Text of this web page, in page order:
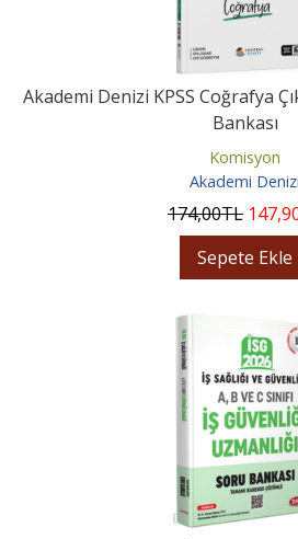
Akademi Denizi KPSS Coğrafya
Bankası
Komisyon
Akademi Denizi
174,00TL 147
Sepete Ekle